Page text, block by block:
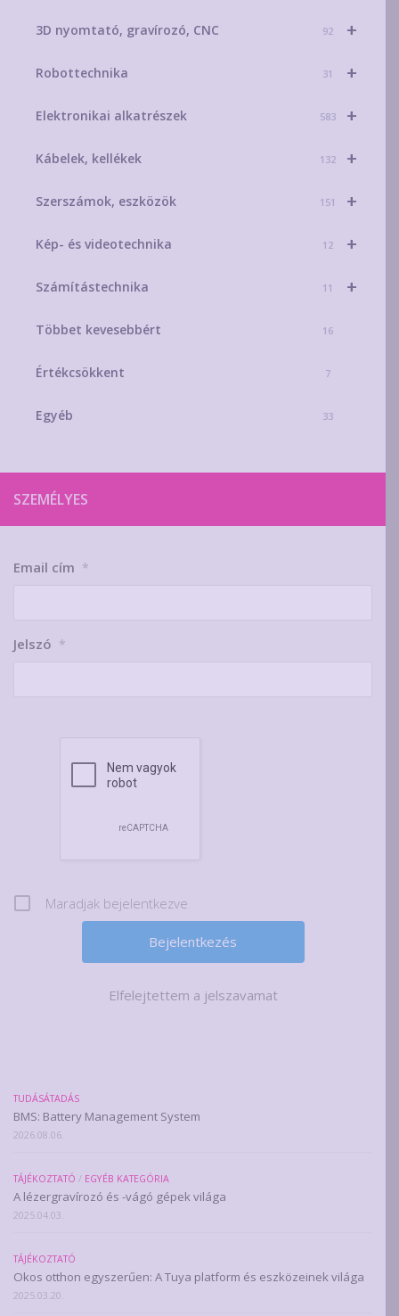
+
3D nyomtató, gravírozó, CNC 92
+
Robottechnika 31
+
Elektronikai alkatrészek 583
+
Kábelek, kellékek 132
+
Szerszámok, eszközök 151
+
Kép- és videotechnika 12
+
Számítástechnika 11
Többet kevesebbért 16
Értékcsökkent 7
Egyéb 33
SZEMÉLYES
Email cím *
Jelszó *
Maradjak bejelentkezve
Elfelejtettem a jelszavamat
TUDÁSÁTADÁS
BMS: Battery Management System
2026.08.06.
TÁJÉKOZTATÓ / EGYÉB KATEGÓRIA
A lézergravírozó és -vágó gépek világa
2025.04.03.
TÁJÉKOZTATÓ
Okos otthon egyszerűen: A Tuya platform és eszközeinek világa
2025.03.20.